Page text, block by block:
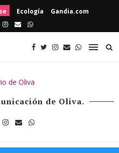
Ecología Gandia.com
de Oliva.